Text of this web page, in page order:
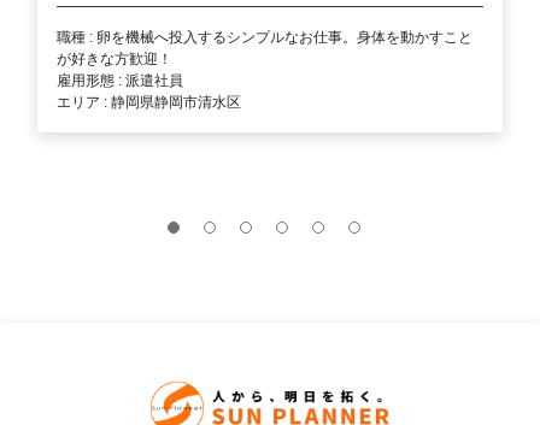
職種 : 卵を機械へ投入するシンプルなお仕事。身体を動かすこと
が好きな方歓迎！
雇用形態 : 派遣社員
エリア : 静岡県静岡市清水区